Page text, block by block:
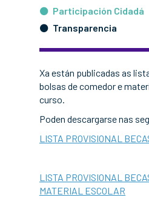
Participación Cidadá
Transparencia
Xa están publicadas as
bolsas de comedor e
curso.
Poden descargarse nas
LISTA PROVISIONAL
LISTA PROVISIONAL
MATERIAL ESCOLAR